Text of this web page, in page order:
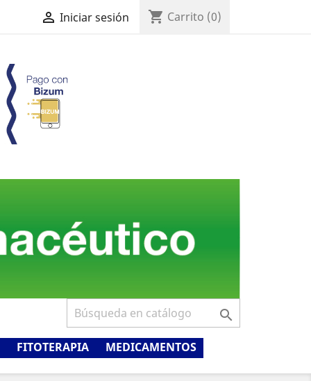
 Iniciar sesión shopping_cart Carrito (0)

FITOTERAPIA MEDICAMENTOS